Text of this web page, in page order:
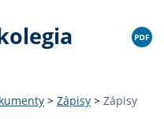
> Zápisy > Zápisy